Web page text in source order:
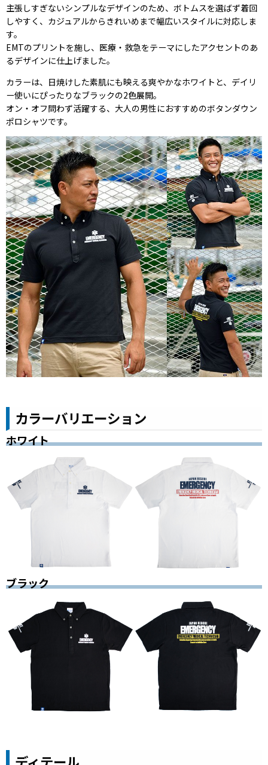
主張しすぎないシンプルなデザインのため、ボトムスを選ばず着回
しやすく、カジュアルからきれいめまで幅広いスタイルに対応しま
す。
EMTのプリントを施し、医療・救急をテーマにしたアクセントのあ
るデザインに仕上げました。
カラーは、日焼けした素肌にも映える爽やかなホワイトと、デイリ
ー使いにぴったりなブラックの2色展開。
オン・オフ問わず活躍する、大人の男性におすすめのボタンダウン
ポロシャツです。
カラーバリエーション
ホワイト
ブラック